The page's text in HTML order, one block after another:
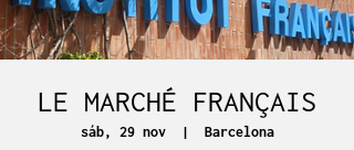
LE MARCHÉ FRANÇAIS
sáb, 29 nov
  |
Barcelona